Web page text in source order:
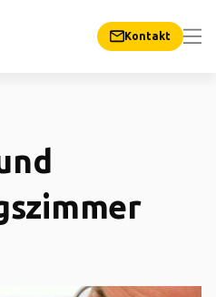
Kontakt